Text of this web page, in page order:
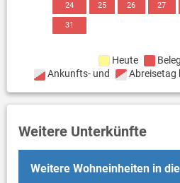
24 25 26 27
31
Heute
Ankunfts- und
Abreisetag
Weitere Unterkünfte
Weitere Wohneinheiten in